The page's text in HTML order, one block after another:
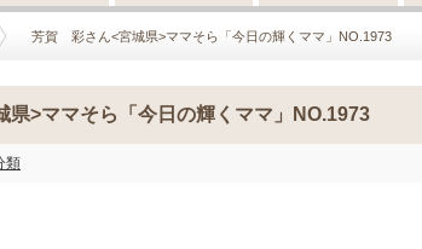
芳賀 彩さん<宮城県>ママそら「今日の輝くママ」NO.1973
>ママそら「今日の輝くママ」NO.1973
類